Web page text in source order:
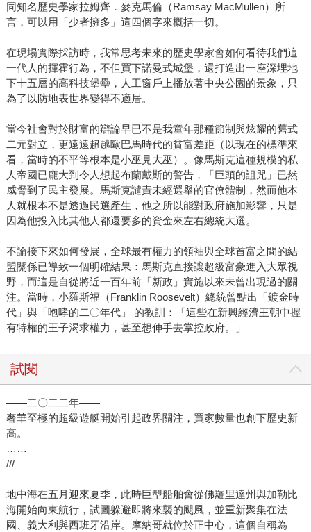
同知名歷史學家拉姆齊．麥克馬倫（Ramsay MacMullen）所
言，可以用「少者擁多」這四個字來概括一切。
在現場實際採訪時，我常思考未來的歷史學家會如何看待我們這
一代人的揮霍行為，不但買下諾曼式城堡，還打造出一座深埋地
下十五層的高科技堡壘，人工窗戶上播放著中央公園的景象，只
為了以防地表世界變得不適居。
當今社會對於財富的辯論早已不是我童年那種節制與炫耀的舊式
二元對立，更遠遠超越歐巴馬時代的貧富差距（以現在的標準來
看，當時的不平等根本是小巫見大巫）。像馬斯克這種規模的私
人帝國已龐大到令人想起布蘭戴斯的警告，「巨頭的詛咒」已然
威脅到了民主發展。馬斯克譴責未經選舉的官僚體制，然而他本
人就根本不是透過民選產生，他之所以能對政府施加影響，只是
因為他投入比其他人都還要多的資金來左右總統大選。
不論接下來如何發展，全球最有權力的領袖與全球首富之間的結
盟關係已導致一個明確結果：馬斯克直接讓超級富豪進入大眾視
野，而這是自從將近一百年前「新政」實施以來未曾出現過的關
注。當時，小羅斯福（Franklin Roosevelt）總統曾點出「鍍金時
代」與「咆哮的二〇年代」 的教訓：「這些在新興經濟王朝中握
有特權的王子渴求權力，甚至想伸手去掌控政府。」
試閱
——二〇二二年——
奢華至極的超級遊艇開始引起政界關注，買家數量也創下歷史新
高。
……
///
地中海在五月迎來夏季，此時巨型船舶會從佛羅里達州與加勒比
海開始向東航行，試圖躲避即將來襲的颶風，並重新聚集在法
國、義大利與西班牙沿岸。摩納哥就位於正中心，這個自稱為